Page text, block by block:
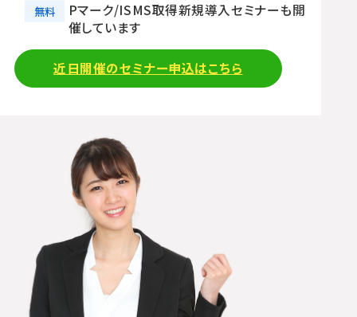
無料
Pマーク/ISMS取得新規導入セミナーも開
催しています
近日開催のセミナー申込はこちら